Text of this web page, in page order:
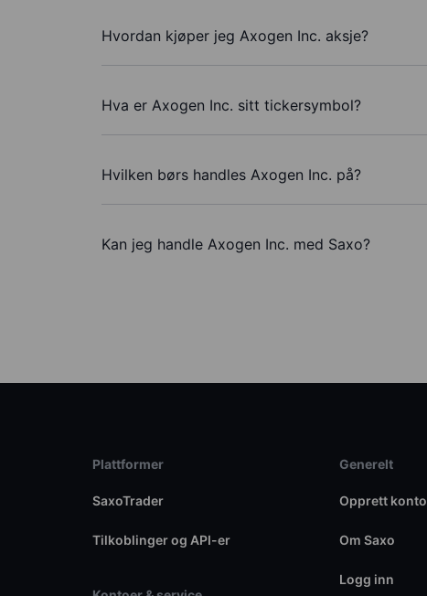
Hvordan kjøper jeg Axogen Inc. aksje?
Hva er Axogen Inc. sitt tickersymbol?
Hvilken børs handles Axogen Inc. på?
Kan jeg handle Axogen Inc. med Saxo?
Plattformer
SaxoTrader
Tilkoblinger og API-er
Generelt
Opprett konto
Om Saxo
Logg inn